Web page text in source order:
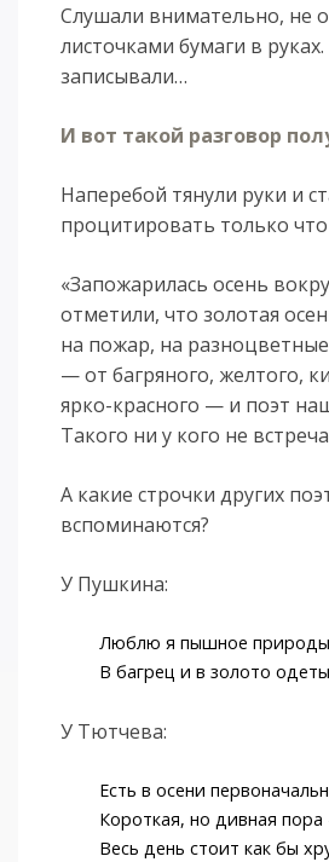
Слушали внимательно, не
листочками бумаги в
записывали…
И вот такой разговор
Наперебой тянули руки и
процитировать только
«Запожарилась осень
отметили, что золотая
на пожар, на
— от багряного, желтого,
ярко-красного — и поэт
Такого ни у кого не
А какие строчки других
вспоминаются?
У Пушкина:
Люблю я пышное природы
В багрец и в золото
У Тютчева:
Есть в осени
Короткая, но дивная
Весь день стоит как бы